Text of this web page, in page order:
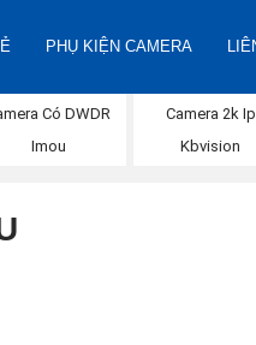
PHỤ KIỆN CAMERA
Có DWDR
Imou
Camera 2k Ip
Kbvision